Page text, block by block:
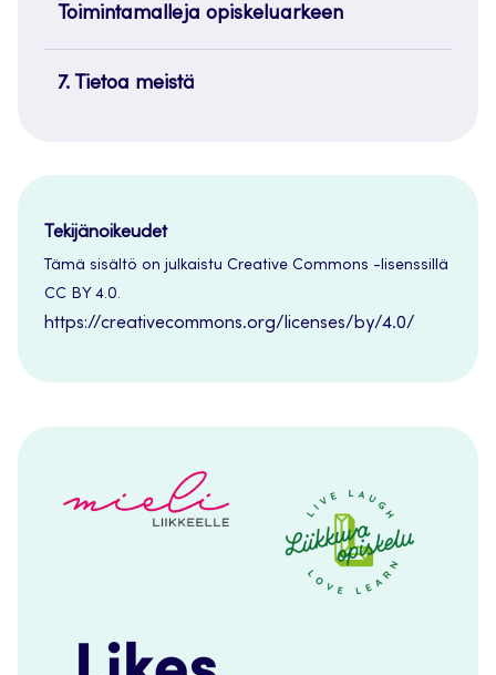
Toimintamalleja opiskeluarkeen
7. Tietoa meistä
Tekijänoikeudet
Tämä sisältö on julkaistu Creative Commons -lisenssillä
CC BY 4.0.
https://creativecommons.org/licenses/by/4.0/